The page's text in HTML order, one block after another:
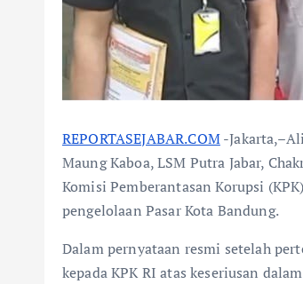
REPORTASEJABAR.COM-
Maung Kaboa, LSM Putra Jabar,
Komisi Pemberantasan Korupsi
pengelolaan Pasar Kota Bandung.
Dalam pernyataan resmi setelah
kepada KPK RI atas keseriusan